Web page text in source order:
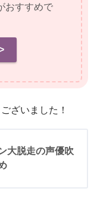
おすすめで
ざいました！
大脱走の声優吹